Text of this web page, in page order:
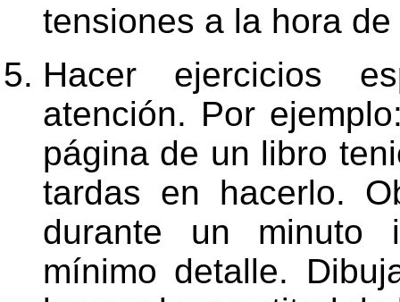
tensiones a la hora
Hacer ejercicios
atención. Por
página de un libro
tardas en hacerlo.
durante un minuto
mínimo detalle.